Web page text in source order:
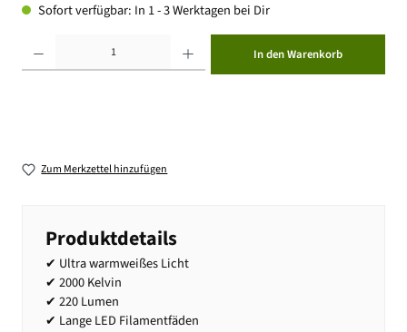
Sofort verfügbar: In 1 - 3 Werktagen bei Dir
In den Warenkorb
Zum Merkzettel hinzufügen
Produktdetails
✔ Ultra warmweißes Licht
✔ 2000 Kelvin
✔ 220 Lumen
✔ Lange LED Filamentfäden